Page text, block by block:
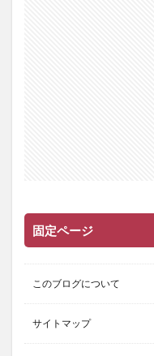
固定ページ
このブログについて
サイトマップ